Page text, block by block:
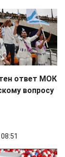
ответ МОК
вопросу